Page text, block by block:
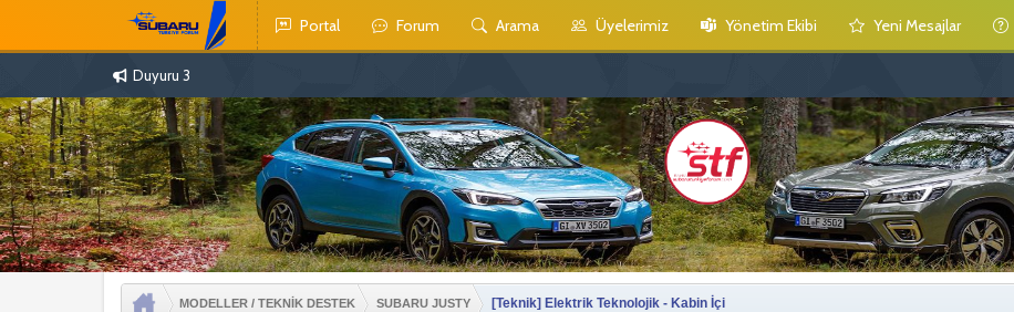
Portal Forum Arama Üyelerimiz Yönetim Ekibi Yeni Mesajlar
Duyuru 3
MODELLER / TEKNİK DESTEK SUBARU JUSTY [Teknik] Elektrik Teknolojik - Kabin İçi